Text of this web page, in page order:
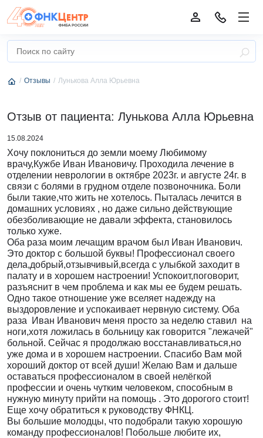
Отзывы Лунькова Алла Юрьевна
Отзыв от пациента: Лунькова Алла Юрьевна
15.08.2024
Хочу поклониться до земли моему Любимому
врачу,Кужбе Иван Ивановичу. Проходила лечение в
отделении неврологии в октябре 2023г. и августе 24г. в
связи с болями в грудном отделе позвоночника. Боли
были такие,что жить не хотелось. Пыталась лечится в
домашних условиях , но даже сильно действующие
обезболивающие не давали эффекта, становилось
только хуже.
Оба раза моим лечащим врачом был Иван Иванович.
Это доктор с большой буквы! Профессионал своего
дела,добрый,отзывчивый,всегда с улыбкой заходит в
палату и в хорошем настроении! Успокоит,поговорит,
разъяснит в чем проблема и как мы ее будем решать.
Одно такое отношение уже вселяет надежду на
выздоровление и успокаивает нервную систему. Оба
раза Иван Иванович меня просто за неделю ставил на
ноги,хотя ложилась в больницу как говорится "лежачей"
больной. Сейчас я продолжаю восстанавливаться,но
уже дома и в хорошем настроении. Спасибо Вам мой
хороший доктор от всей души! Желаю Вам и дальше
оставаться профессионалом в своей нелёгкой
профессии и очень чутким человеком, способным в
нужную минуту прийти на помощь . Это дорогого стоит!
Еще хочу обратиться к руководству ФНКЦ.
Вы большие молодцы, что подобрали такую хорошую
команду профессионалов! Побольше любите их,